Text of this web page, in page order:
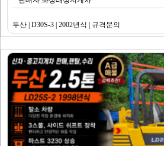
두산 | D30S-3 | 2002년식 | 규격문의